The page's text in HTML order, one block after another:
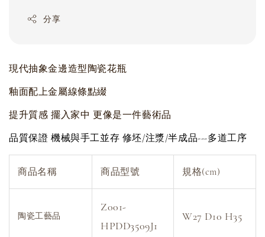
分享
現代抽象金邊造型陶瓷花瓶
釉面配上金屬線條點綴
提升質感 擺入家中 更像是一件藝術品
品質保證 機械與手工並存 修坯/注漿/半成品---多道工序
商品名稱 商品型號 規格(cm)
陶瓷工藝品
Z001-
HPDD3509J1
W27 D10 H35